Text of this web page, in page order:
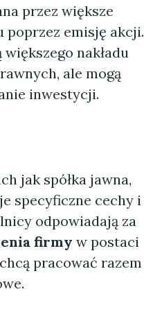
przez większe
poprzez emisję akcji.
nakładu
ale mogą
inwestycji.
jak spółka jawna,
specyficzne cechy i
odpowiadają za
firmy w postaci
pracować razem